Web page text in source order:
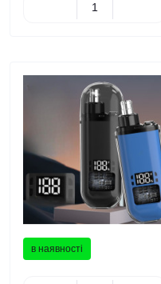
в наявності